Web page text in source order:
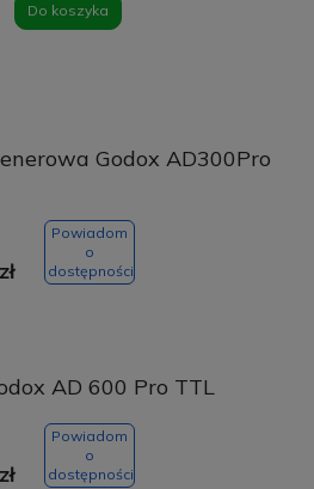
Do koszyka
Godox AD300Pro
Powiadom
o
dostępności
AD 600 Pro TTL
Powiadom
o
dostępności